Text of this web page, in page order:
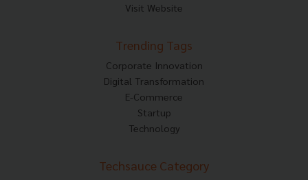
Visit Website
Trending Tags
Corporate Innovation
Digital Transformation
E-Commerce
Startup
Technology
Techsauce Category